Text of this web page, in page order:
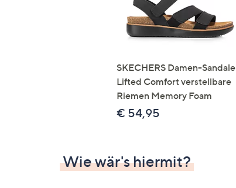
SKECHERS Damen-Sandale
Lifted Comfort verstellbare
Riemen Memory Foam
€ 54,95
Wie wär's hiermit?